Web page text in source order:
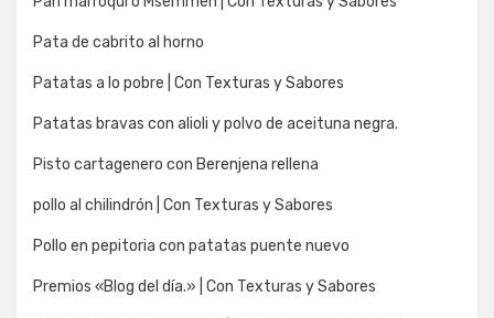
Pata de cabrito al horno
Patatas a lo pobre | Con Texturas y Sabores
Patatas bravas con alioli y polvo de aceituna negra.
Pisto cartagenero con Berenjena rellena
pollo al chilindrón | Con Texturas y Sabores
Pollo en pepitoria con patatas puente nuevo
Premios «Blog del día.» | Con Texturas y Sabores